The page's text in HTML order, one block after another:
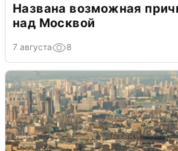
Названа возможная
над Москвой
7 августа 8